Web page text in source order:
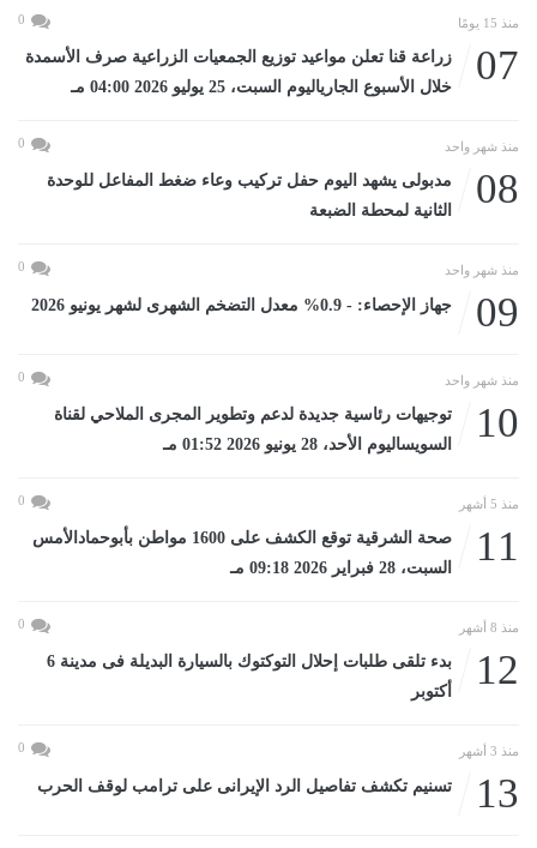
منذ 15 يومًا 0
07
زراعة قنا تعلن مواعيد توزيع الجمعيات الزراعية صرف الأسمدة
خلال الأسبوع الجارياليوم السبت، 25 يوليو 2026 04:00 مـ
منذ شهر واحد 0
08
مدبولى يشهد اليوم حفل تركيب وعاء ضغط المفاعل للوحدة
الثانية لمحطة الضبعة
منذ شهر واحد 0
09 جهاز الإحصاء: - 0.9% معدل التضخم الشهرى لشهر يونيو 2026
منذ شهر واحد 0
10
توجيهات رئاسية جديدة لدعم وتطوير المجرى الملاحي لقناة
السويساليوم الأحد، 28 يونيو 2026 01:52 مـ
منذ 5 أشهر 0
11
صحة الشرقية توقع الكشف على 1600 مواطن بأبوحمادالأمس
السبت، 28 فبراير 2026 09:18 مـ
منذ 8 أشهر 0
12
بدء تلقى طلبات إحلال التوكتوك بالسيارة البديلة فى مدينة 6
أكتوبر
منذ 3 أشهر 0
13 تسنيم تكشف تفاصيل الرد الإيرانى على ترامب لوقف الحرب